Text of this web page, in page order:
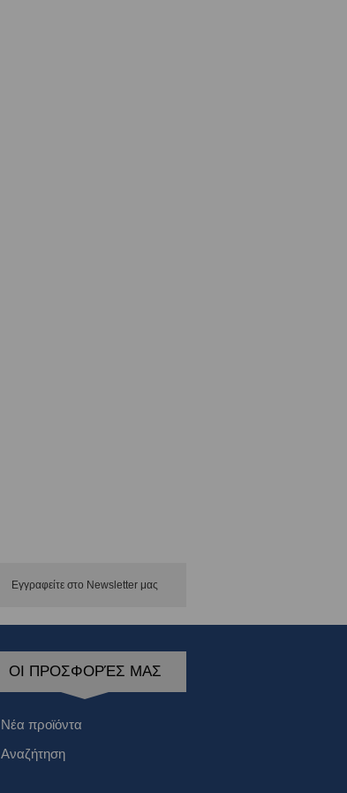
Εγγραφείτε στο Νewsletter μας
ΟΙ ΠΡΟΣΦΟΡΈΣ ΜΑΣ
Νέα προϊόντα
Αναζήτηση